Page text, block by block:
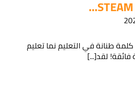
طنانة في التعليم نما تعليم
قراءة سياسة الخصوصية
على المعلومات